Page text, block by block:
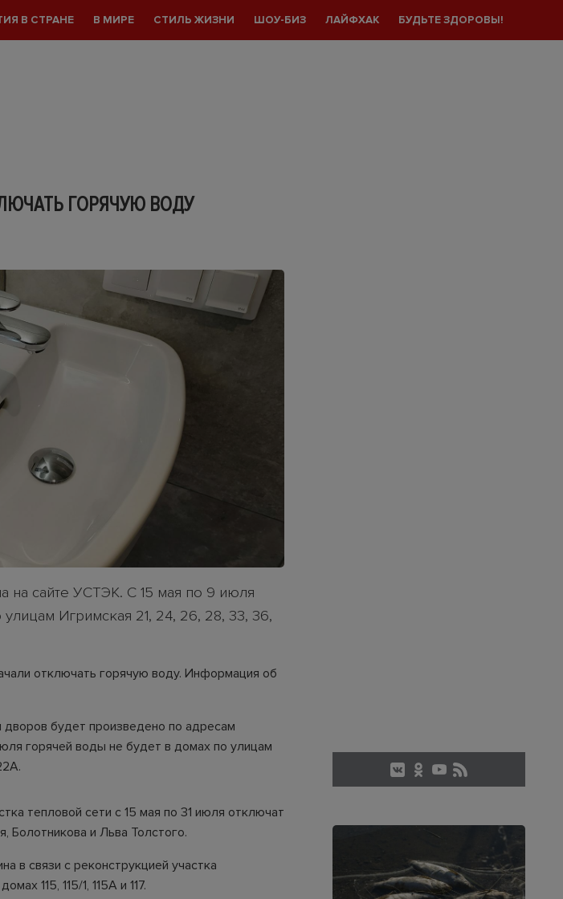
В СТРАНЕ В МИРЕ СТИЛЬ ЖИЗНИ ШОУ-БИЗ ЛАЙФХАК БУДЬТЕ ЗДОРОВЫ!
ГОРЯЧУЮ ВОДУ
на сайте УСТЭК. С 15 мая по 9 июля
Игримская 21, 24, 26, 28, 33, 36,
отключать горячую воду. Информация об
будет произведено по адресам
горячей воды не будет в домах по улицам
тепловой сети с 15 мая по 31 июля отключат
Болотникова и Льва Толстого.
в связи с реконструкцией участка
115, 115/1, 115А и 117.